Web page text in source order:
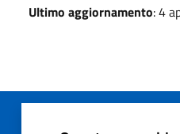
Ultimo aggiornamento: 4